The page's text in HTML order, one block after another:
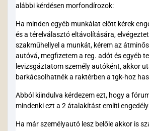
alábbi kérdésen morfondírozok:
Ha minden egyéb munkálat előtt kérek
és a térelválasztó eltávolítására,
szakműhellyel a munkát, kérem az
autóvá, megfizetem a reg. adót és egyéb
levizsgáztatom személy autóként, akkor
barkácsolhatnék a raktérben a tgk-hoz
Abból kiindulva kérdezem ezt, hogy a
mindenki ezt a 2 átalakítást említi
Ha már személyautó lesz belőle akkor is